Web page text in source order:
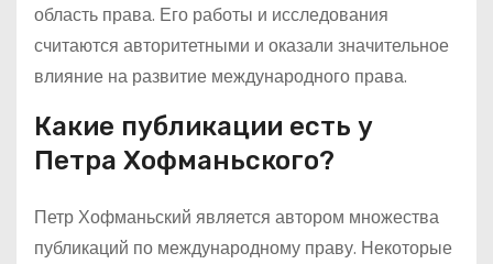
область права. Его работы и исследования
считаются авторитетными и оказали значительное
влияние на развитие международного права.
Какие публикации есть у
Петра Хофманьского?
Петр Хофманьский является автором множества
публикаций по международному праву. Некоторые